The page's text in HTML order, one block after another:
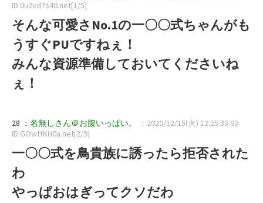
ID:0u2vd7s40.net[1/5]
そんな可愛さNo.1の一〇〇式ちゃんがも
うすぐPUですねぇ！
みんな資源準備しておいてくださいね
ぇ！
28 ： 名無しさん＠お腹いっぱい。
：2020/12/15(火) 12:25:33.93
ID:GOwtfKH0a.net[2/9]
一〇〇式を鳥貴族に誘ったら拒否された
わ
やっぱおはぎってクソだわ